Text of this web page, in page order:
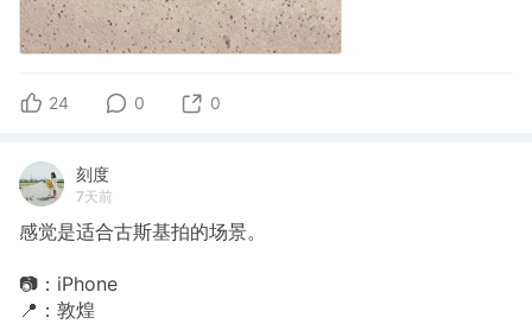
24 0 0
刻度
7天前
感觉是适合古斯基拍的场景。
📷：iPhone
📍：敦煌